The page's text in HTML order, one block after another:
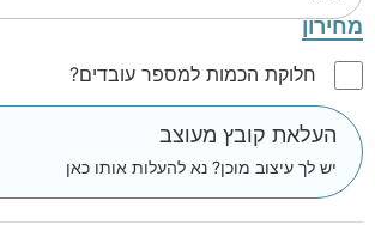
מחירון
חלוקת הכמות למספר עובדים?
העלאת קובץ מעוצב
יש לך עיצוב מוכן? נא להעלות אותו כאן